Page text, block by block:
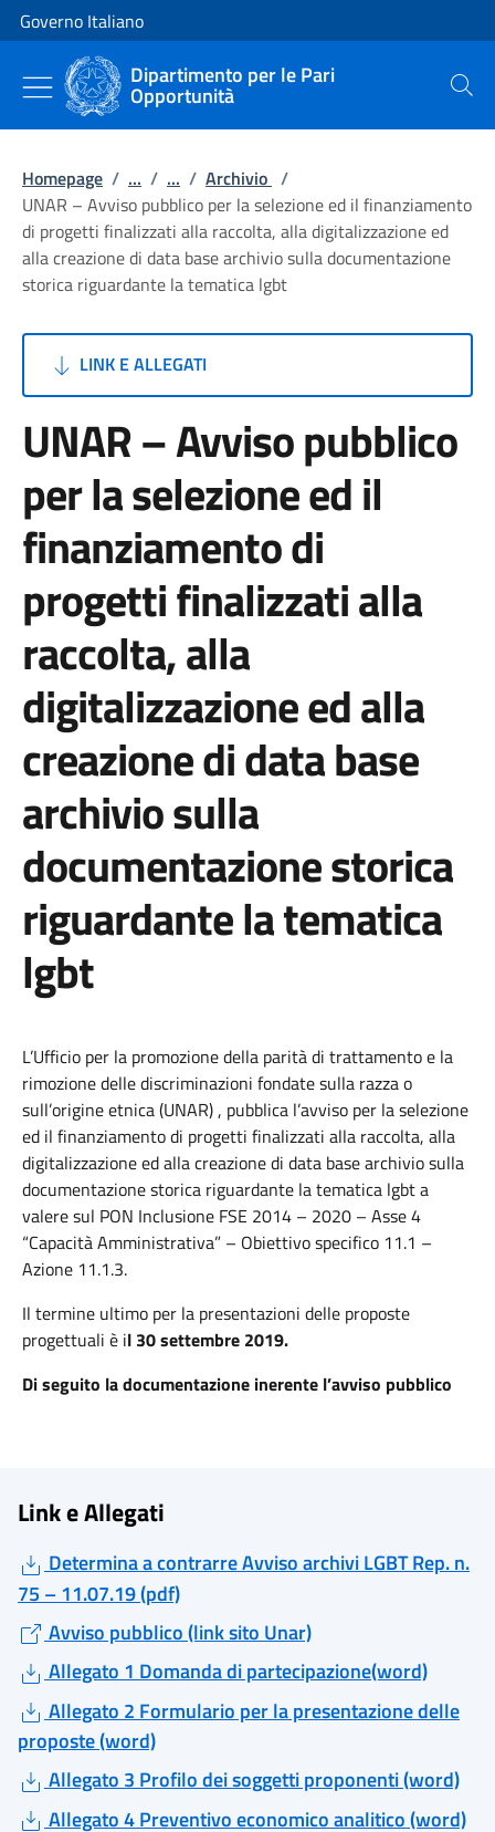
Vai al contenuto
Vai alla navigazione del sito
Governo Italiano
Dipartimento per le Pari
Opportunità Cerca
Homepage / ... / ... / Archivio /
UNAR – Avviso pubblico per la selezione ed il finanziamento
di progetti finalizzati alla raccolta, alla digitalizzazione ed
alla creazione di data base archivio sulla documentazione
storica riguardante la tematica lgbt
LINK E ALLEGATI
UNAR – Avviso pubblico
per la selezione ed il
finanziamento di
progetti finalizzati alla
raccolta, alla
digitalizzazione ed alla
creazione di data base
archivio sulla
documentazione storica
riguardante la tematica
lgbt
L’Ufficio per la promozione della parità di trattamento e la
rimozione delle discriminazioni fondate sulla razza o
sull’origine etnica (UNAR) , pubblica l’avviso per la selezione
ed il finanziamento di progetti finalizzati alla raccolta, alla
digitalizzazione ed alla creazione di data base archivio sulla
documentazione storica riguardante la tematica lgbt a
valere sul PON Inclusione FSE 2014 – 2020 – Asse 4
“Capacità Amministrativa” – Obiettivo specifico 11.1 –
Azione 11.1.3.
Il termine ultimo per la presentazioni delle proposte
progettuali è il 30 settembre 2019.
Di seguito la documentazione inerente l’avviso pubblico
Link e Allegati
Determina a contrarre Avviso archivi LGBT Rep. n.
75 – 11.07.19 (pdf)
Avviso pubblico (link sito Unar)
Allegato 1 Domanda di partecipazione(word)
Allegato 2 Formulario per la presentazione delle
proposte (word)
Allegato 3 Profilo dei soggetti proponenti (word)
Allegato 4 Preventivo economico analitico (word)